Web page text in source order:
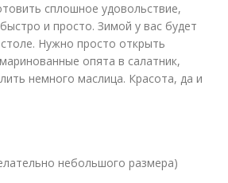
сплошное удовольствие,
и просто. Зимой у вас будет
столе. Нужно просто открыть
опята в салатник,
немного маслица. Красота, да и
небольшого размера)